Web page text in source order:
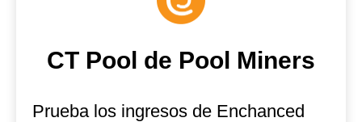
CT Pool de Pool Miners
Prueba los ingresos de Enchanced